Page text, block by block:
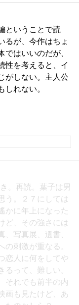
ということで読
るが、今作はちょ
ではいいのだが、
性を考えると、イ
がしない。主人公
しれない。
。再読。葉子は男
う。２７にしては
かに年上になった
ど、その強さには
、写真展、遺書、
の刺激が重なる。
恋人に何をしてや
るって、難しい。
それでも前半の内
画も見たけど、あ